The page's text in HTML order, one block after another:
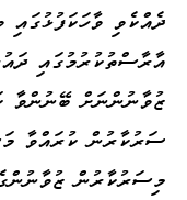
ދެއްކެވި
އާރާސްތުކުރުމުގައި
ޒުވާނުންނަށް ބޭނުންވާ
ސަރުކާރުން ކުރައްވާ
މިސަރުކާރުން